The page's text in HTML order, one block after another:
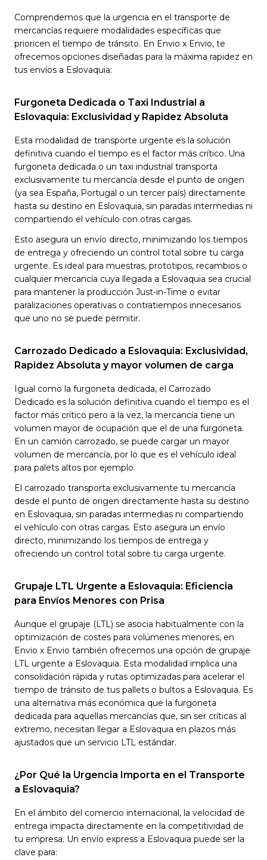
Comprendemos que la urgencia en el transporte de
mercancías requiere modalidades específicas que
prioricen el tiempo de tránsito. En Envio x Envio, te
ofrecemos opciones diseñadas para la máxima rapidez en
tus envíos a Eslovaquia:
Furgoneta Dedicada o Taxi Industrial a
Eslovaquia: Exclusividad y Rapidez Absoluta
Esta modalidad de transporte urgente es la solución
definitiva cuando el tiempo es el factor más crítico. Una
furgoneta dedicada o un taxi industrial transporta
exclusivamente tu mercancía desde el punto de origen
(ya sea España, Portugal o un tercer país) directamente
hasta su destino en Eslovaquia, sin paradas intermedias ni
compartiendo el vehículo con otras cargas.
Esto asegura un envío directo, minimizando los tiempos
de entrega y ofreciendo un control total sobre tu carga
urgente. Es ideal para muestras, prototipos, recambios o
cualquier mercancía cuya llegada a Eslovaquia sea crucial
para mantener la producción Just-in-Time o evitar
paralizaciones operativas o contratiempos innecesarios
que uno no se puede permitir.
Carrozado Dedicado a Eslovaquia: Exclusividad,
Rapidez Absoluta y mayor volumen de carga
Igual como la furgoneta dedicada, el Carrozado
Dedicado es la solución definitiva cuando el tiempo es el
factor más crítico pero a la vez, la mercancía tiene un
volumen mayor de ocupación que el de una furgoneta.
En un camión carrozado, se puede cargar un mayor
volumen de mercancía, por lo que es el vehículo ideal
para palets altos por ejemplo.
El carrozado transporta exclusivamente tu mercancía
desde el punto de origen directamente hasta su destino
en Eslovaquia, sin paradas intermedias ni compartiendo
el vehículo con otras cargas. Esto asegura un envío
directo, minimizando los tiempos de entrega y
ofreciendo un control total sobre tu carga urgente.
Grupaje LTL Urgente a Eslovaquia: Eficiencia
para Envíos Menores con Prisa
Aunque el grupaje (LTL) se asocia habitualmente con la
optimización de costes para volúmenes menores, en
Envio x Envio también ofrecemos una opción de grupaje
LTL urgente a Eslovaquia. Esta modalidad implica una
consolidación rápida y rutas optimizadas para acelerar el
tiempo de tránsito de tus pallets o bultos a Eslovaquia. Es
una alternativa más económica que la furgoneta
dedicada para aquellas mercancías que, sin ser críticas al
extremo, necesitan llegar a Eslovaquia en plazos más
ajustados que un servicio LTL estándar.
¿Por Qué la Urgencia Importa en el Transporte
a Eslovaquia?
En el ámbito del comercio internacional, la velocidad de
entrega impacta directamente en la competitividad de
tu empresa. Un envío express a Eslovaquia puede ser la
clave para: